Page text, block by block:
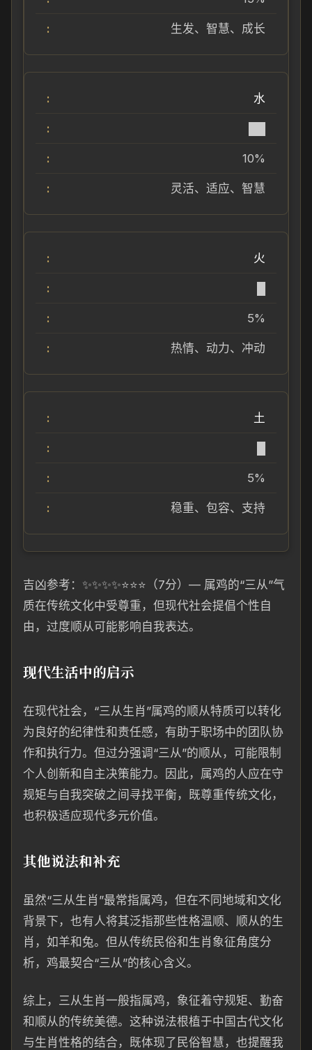
生发、智慧、成长
水
10%
灵活、适应、智慧
火
5%
热情、动力、冲动
土
5%
稳重、包容、支持
吉凶参考：✨✨✨✨⭐⭐⭐（7分）— 属鸡的“三从”气
质在传统文化中受尊重，但现代社会提倡个性自
由，过度顺从可能影响自我表达。
现代生活中的启示
在现代社会，“三从生肖”属鸡的顺从特质可以转化
为良好的纪律性和责任感，有助于职场中的团队协
作和执行力。但过分强调“三从”的顺从，可能限制
个人创新和自主决策能力。因此，属鸡的人应在守
规矩与自我突破之间寻找平衡，既尊重传统文化，
也积极适应现代多元价值。
其他说法和补充
虽然“三从生肖”最常指属鸡，但在不同地域和文化
背景下，也有人将其泛指那些性格温顺、顺从的生
肖，如羊和兔。但从传统民俗和生肖象征角度分
析，鸡最契合“三从”的核心含义。
综上，三从生肖一般指属鸡，象征着守规矩、勤奋
和顺从的传统美德。这种说法根植于中国古代文化
与生肖性格的结合，既体现了民俗智慧，也提醒我